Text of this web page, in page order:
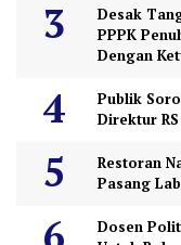
Desak
PPPK
Dengan
Publik
Direktur
Restoran
Pasang
Dosen